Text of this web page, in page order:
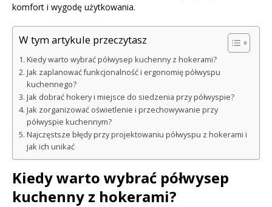
komfort i wygodę użytkowania.
W tym artykule przeczytasz
Kiedy warto wybrać półwysep kuchenny z hokerami?
Jak zaplanować funkcjonalność i ergonomię półwyspu
kuchennego?
Jak dobrać hokery i miejsce do siedzenia przy półwyspie?
Jak zorganizować oświetlenie i przechowywanie przy
półwyspie kuchennym?
Najczęstsze błędy przy projektowaniu półwyspu z hokerami i
jak ich unikać
Kiedy warto wybrać półwysep
kuchenny z hokerami?